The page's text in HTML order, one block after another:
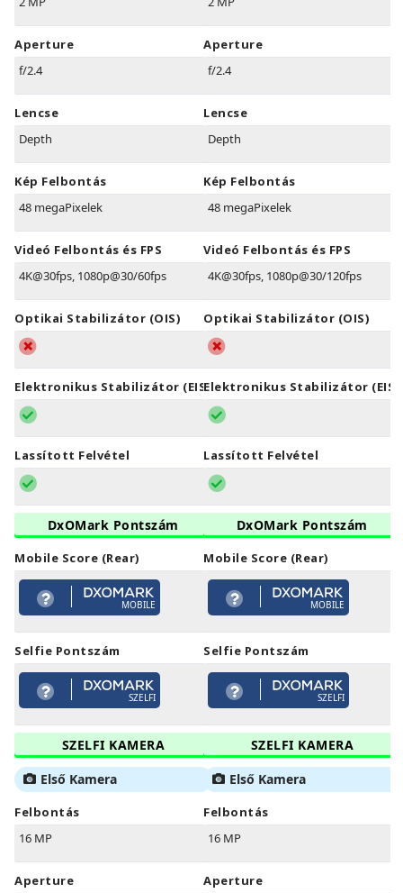
Aperture
f/2.4
Lencse
Depth
Kép Felbontás
48 megaPixelek
Videó Felbontás és FPS
4K@30fps, 1080p@30/60fps
Optikai Stabilizátor (OIS)
Elektronikus Stabilizátor (EIS)
Lassított Felvétel
DxOMark Pontszám
Mobile Score (Rear)
MOBILE
Selfie Pontszám
SZELFI
SZELFI KAMERA
Első Kamera
Felbontás
16 MP
Aperture
Aperture
f/2.4
Lencse
Depth
Kép Felbontás
48 megaPixelek
Videó Felbontás és FPS
4K@30fps, 1080p@30/120fps
Optikai Stabilizátor (OIS)
Elektronikus Stabilizátor (EIS)
Lassított Felvétel
DxOMark Pontszám
Mobile Score (Rear)
MOBILE
Selfie Pontszám
SZELFI
SZELFI KAMERA
Első Kamera
Felbontás
16 MP
Aperture